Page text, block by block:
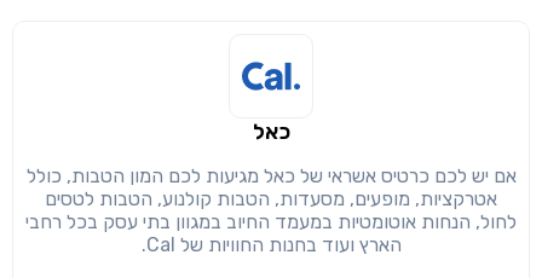
שיתוף
מימוש הטבה זו ניתן רק לחברי
הבנתי, המשך לאתר
כאל
אם יש לכם כרטיס אשראי של כאל מגיעות לכם המון הטבות, כולל
אטרקציות, מופעים, מסעדות, הטבות קולנוע, הטבות לטסים
לחול, הנחות אוטומטיות במעמד החיוב במגוון בתי עסק בכל רחבי
הארץ ועוד בחנות החוויות של Cal.